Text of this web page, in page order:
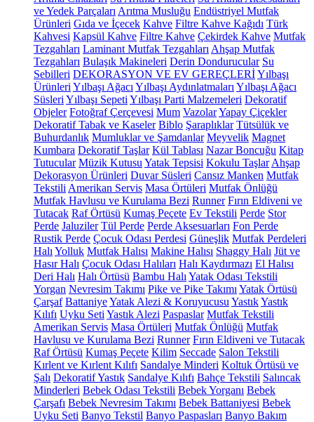
ve Yedek Parçaları Arıtma Musluğu Endüstriyel Mutfak
Ürünleri Gıda ve İçecek Kahve Filtre Kahve Kağıdı Türk
Kahvesi Kapsül Kahve Filtre Kahve Çekirdek Kahve Mutfak
Tezgahları Laminant Mutfak Tezgahları Ahşap Mutfak
Tezgahları Bulaşık Makineleri Derin Dondurucular Su
Sebilleri DEKORASYON VE EV GEREÇLERİYılbaşı
Ürünleri Yılbaşı Ağacı Yılbaşı Aydınlatmaları Yılbaşı Ağacı
Süsleri Yılbaşı Sepeti Yılbaşı Parti Malzemeleri Dekoratif
Objeler Fotoğraf Çerçevesi Mum VazolarYapay Çiçekler
Dekoratif Tabak ve Kaseler Biblo Şaraplıklar Tütsülük ve
Buhurdanlık Mumluklar ve Şamdanlar Meyvelik Magnet
Kumbara Dekoratif Taşlar Kül Tablası Nazar Boncuğu Kitap
Tutucular Müzik Kutusu Yatak Tepsisi Kokulu Taşlar Ahşap
Dekorasyon Ürünleri Duvar Süsleri Cansız Manken Mutfak
Tekstili Amerikan Servis Masa Örtüleri Mutfak Önlüğü
Mutfak Havlusu ve Kurulama Bezi Runner Fırın Eldiveni ve
Tutacak Raf Örtüsü Kumaş Peçete Ev Tekstili Perde Stor
Perde Jaluziler Tül Perde Perde Aksesuarları Fon Perde
Rustik Perde Çocuk Odası Perdesi Güneşlik Mutfak Perdeleri
Halı Yolluk Mutfak Halısı Makine Halısı Shaggy Halı Jüt ve
Hasır Halı Çocuk Odası Halıları Halı Kaydırmazı El Halısı
Deri Halı Halı Örtüsü Bambu Halı Yatak Odası Tekstili
Yorgan Nevresim Takımı Pike ve Pike Takımı Yatak Örtüsü
Çarşaf BattaniyeYatak Alezi & Koruyucusu YastıkYastık
Kılıfı Uyku Seti Yastık Alezi Paspaslar Mutfak Tekstili
Amerikan Servis Masa Örtüleri Mutfak Önlüğü Mutfak
Havlusu ve Kurulama Bezi Runner Fırın Eldiveni ve Tutacak
Raf Örtüsü Kumaş Peçete Kilim Seccade Salon Tekstili
Kırlent ve Kırlent Kılıfı Sandalye Minderi Koltuk Örtüsü ve
Şalı Dekoratif Yastık Sandalye Kılıfı Bahçe Tekstili Salıncak
Minderleri Bebek Odası Tekstili Bebek Yorganı Bebek
Çarşafı Bebek Nevresim Takımı Bebek Battaniyesi Bebek
Uyku Seti Banyo Tekstil Banyo Paspasları Banyo Bakım